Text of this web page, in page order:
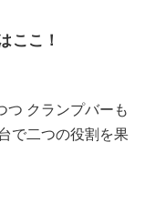
ここ！
つ クランプバーも
で二つの役割を果